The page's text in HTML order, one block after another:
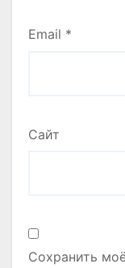
Email *
Сайт
Сохранить